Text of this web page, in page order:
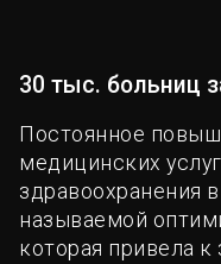
30 тыс. больниц
Постоянное
медицинских
здравоохранения
называемой
которая привела